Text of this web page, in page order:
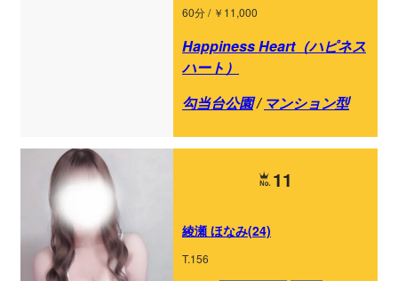
60分 / ￥11,000
Happiness Heart（ハピネス
ハート）
勾当台公園/ マンション型
11
綾瀬 ほなみ(24)
T.156